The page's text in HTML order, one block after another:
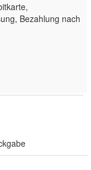
Bezahlung nach